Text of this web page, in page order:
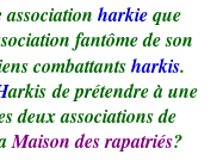
association harkieque
fantôme de son
combattantsharkis.
arkis de prétendre à une
deux associations de
Maison des rapatriés?